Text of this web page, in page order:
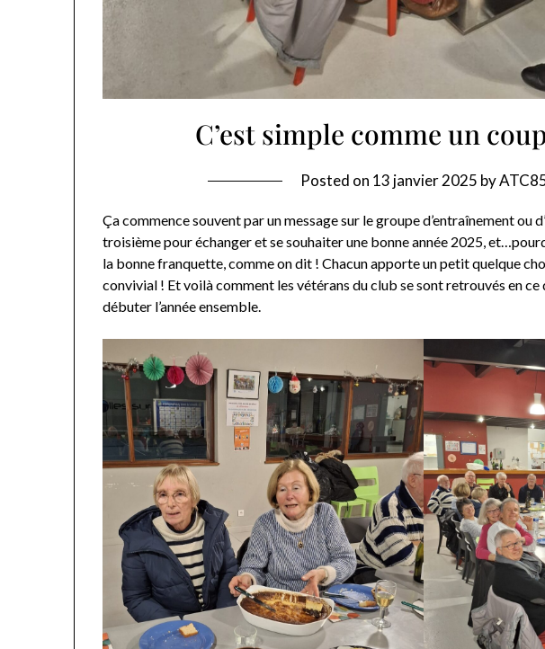
C’est simple comme un
Posted on 13 janvier 2025 by
Ça commence souvent par un message sur le groupe d’entraînement ou
troisième pour échanger et se souhaiter une bonne année 2025,
la bonne franquette, comme on dit ! Chacun apporte un petit quelque
convivial ! Et voilà comment les vétérans du club se sont retrouvés en
débuter l’année ensemble.